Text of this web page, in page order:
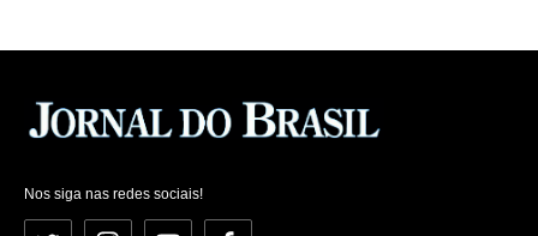
Nos siga nas redes sociais!